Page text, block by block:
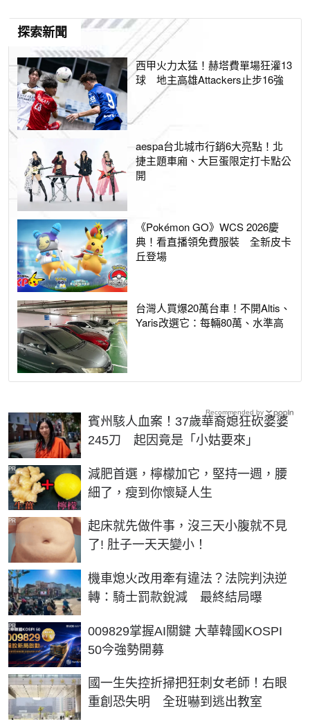
探索新聞
西甲火力太猛！赫塔費單場狂灌13
球 地主高雄Attackers止步16強
aespa台北城市行銷6大亮點！北
捷主題車廂、大巨蛋限定打卡點公
開
《Pokémon GO》WCS 2026慶
典！看直播領免費服裝 全新皮卡
丘登場
台灣人買爆20萬台車！不開Altis、
Yaris改選它：每輛80萬、水準高
賓州駭人血案！37歲華裔媳狂砍婆婆
245刀 起因竟是「小姑要來」
減肥首選，檸檬加它，堅持一週，腰
細了，瘦到你懷疑人生
PR
起床就先做件事，沒三天小腹就不見
了! 肚子一天天變小！
PR
機車熄火改用牽有違法？法院判決逆
轉：騎士罰款銳減 最終結局曝
009829掌握AI關鍵 大華韓國KOSPI
50今強勢開募
PR
國一生失控折掃把狂刺女老師！右眼
重創恐失明 全班嚇到逃出教室
Recommended by